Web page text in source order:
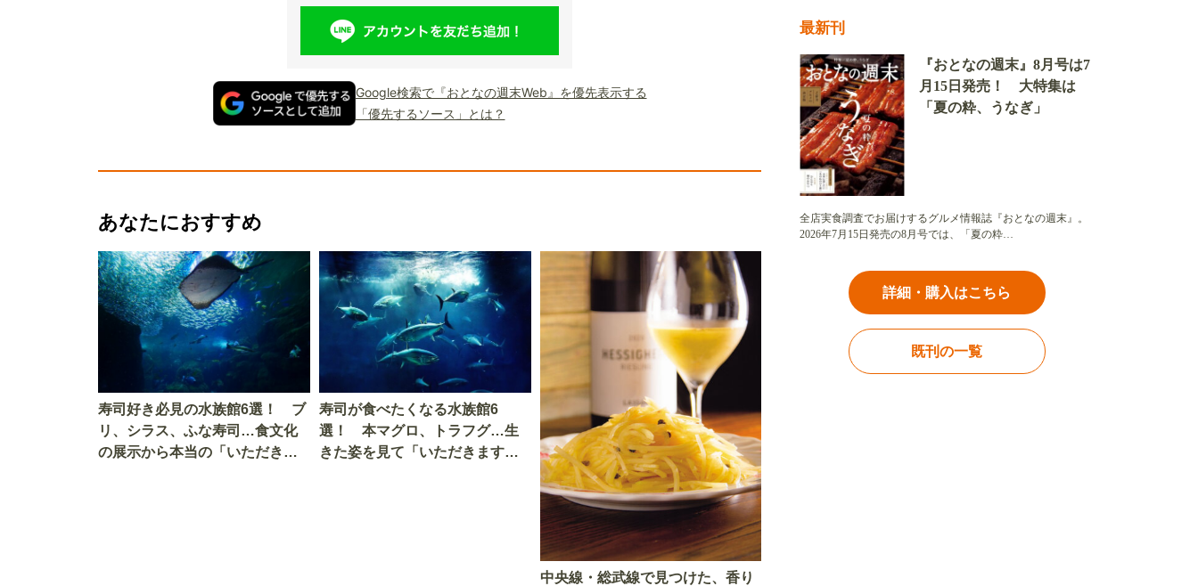
Google検索で『おとなの週末Web』を優先表示する
「優先するソース」とは？
あなたにおすすめ
寿司好き必見の水族館6選！ ブ
リ、シラス、ふな寿司…食文化
の展示から本当の「いただきま
寿司が食べたくなる水族館6
選！ 本マグロ、トラフグ…生
きた姿を見て「いただきます」
中央線・総武線で見つけた、香り
最新刊
『おとなの週末』8月号は7
月15日発売！ 大特集は
「夏の粋、うなぎ」
全店実食調査でお届けするグルメ情報誌『おとなの週末』。
2026年7月15日発売の8月号では、「夏の粋…
詳細・購入はこちら
既刊の一覧